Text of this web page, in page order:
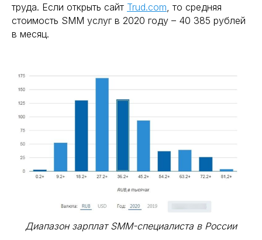
труда. Если открыть сайт Trud.com, то средняя
стоимость SMM услуг в 2020 году – 40 385 рублей
в месяц.
Диапазон зарплат SMM-специалиста в России